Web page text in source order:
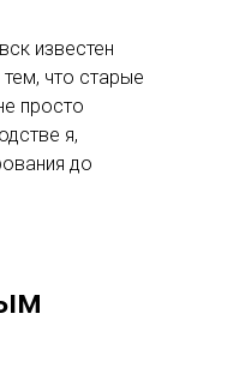
известен
что старые
просто
я,
до